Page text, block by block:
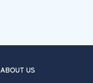
ABOUT US